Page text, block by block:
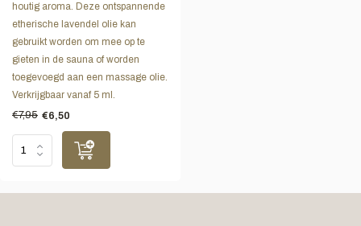
houtig aroma. Deze ontspannende
etherische lavendel olie kan
gebruikt worden om mee op te
gieten in de sauna of worden
toegevoegd aan een massage olie.
Verkrijgbaar vanaf 5 ml.
€7,95 €6,50